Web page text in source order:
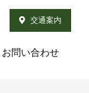
交通案内
お問い合わせ